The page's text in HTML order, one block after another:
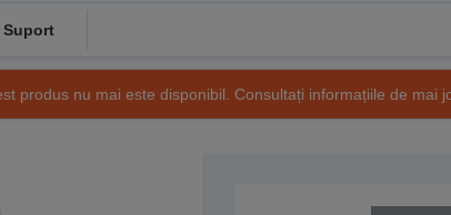
Suport
produs nu mai este disponibil. Consultați informațiile de mai